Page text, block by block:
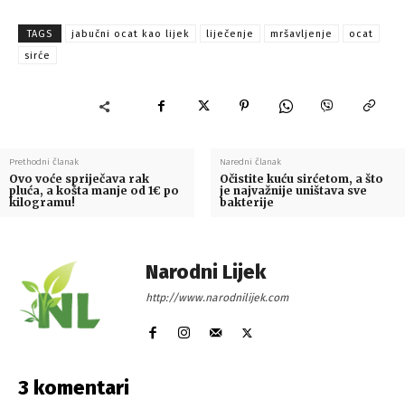
TAGS jabučni ocat kao lijek liječenje mršavljenje
ocat
sirće
Prethodni članak
Ovo voće spriječava rak
pluća, a košta manje od 1€ po
kilogramu!
Naredni članak
Očistite kuću sirćetom, a što
je najvažnije uništava sve
bakterije
Narodni Lijek
http://www.narodnilijek.com
3 komentari